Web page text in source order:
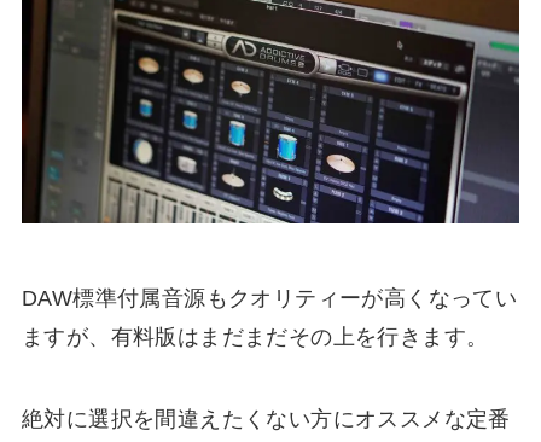
DAW標準付属音源もクオリティーが高くなってい
ますが、有料版はまだまだその上を行きます。
絶対に選択を間違えたくない方にオススメな定番